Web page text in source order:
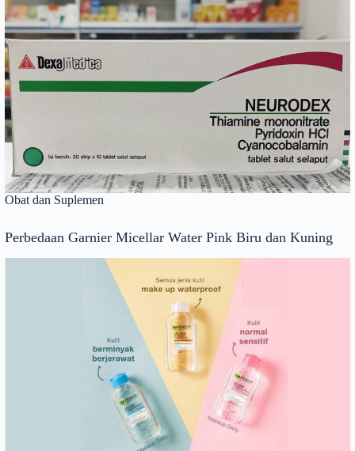
Obat dan Suplemen
Perbedaan Garnier Micellar Water Pink Biru dan Kuning